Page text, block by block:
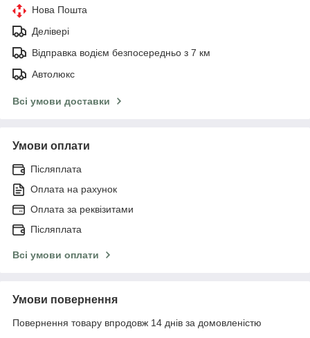
Нова Пошта
Делівері
Відправка водієм безпосередньо з 7 км
Автолюкс
Всі умови доставки
Умови оплати
Післяплата
Оплата на рахунок
Оплата за реквізитами
Післяплата
Всі умови оплати
Умови повернення
Повернення товару впродовж 14 днів за домовленістю